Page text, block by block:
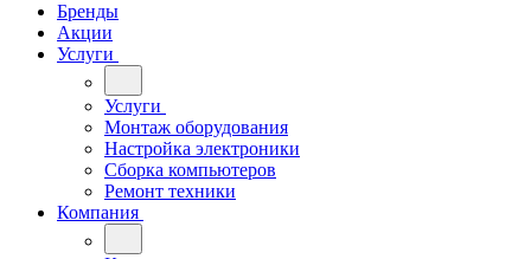
Бренды
Акции
Услуги
Услуги
Монтаж оборудования
Настройка электроники
Сборка компьютеров
Ремонт техники
Компания